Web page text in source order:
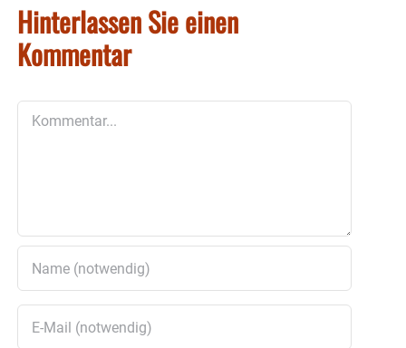
Hinterlassen Sie einen
Kommentar